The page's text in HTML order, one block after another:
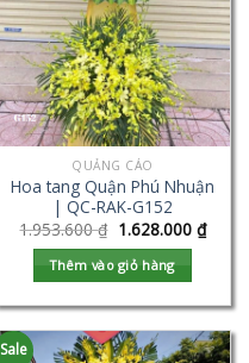
QUẢNG CÁO
Hoa tang Quận Phú Nhuận
| QC-RAK-G152
1.953.600₫ 1.628.000 ₫
Thêm vào giỏ hàng
Sale